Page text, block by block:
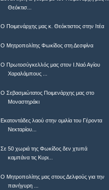
Θεόκτισ...
Ο Ποιμενάρχης μας κ. Θεόκτιστος στην Ιτέα
Ο Μητροπολίτης Φωκίδος στη Δεσφίνα
Ο Πρωτοσύγκελλός μας στον Ι.Ναό Αγίου
Χαραλάμπους ...
Ο Σεβασμιώτατος Ποιμενάρχης μας στο
Μοναστηράκι
Εκατοντάδες λαού στην ομιλία του Γέροντα
Νεκταρίου...
Σε 50 χωριά της Φωκίδος δεν χτυπά
καμπάνα τις Κυρι...
Ο Μητροπολίτης μας στους Δελφούς για την
πανήγυρη ...